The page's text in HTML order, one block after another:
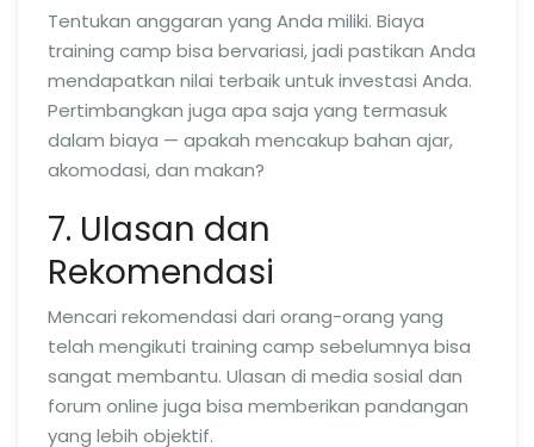
Tentukan anggaran yang Anda miliki. Biaya
training camp bisa bervariasi, jadi pastikan Anda
mendapatkan nilai terbaik untuk investasi Anda.
Pertimbangkan juga apa saja yang termasuk
dalam biaya — apakah mencakup bahan ajar,
akomodasi, dan makan?
7. Ulasan dan
Rekomendasi
Mencari rekomendasi dari orang-orang yang
telah mengikuti training camp sebelumnya bisa
sangat membantu. Ulasan di media sosial dan
forum online juga bisa memberikan pandangan
yang lebih objektif.